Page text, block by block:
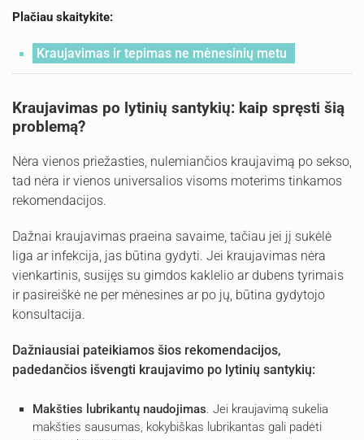
Plačiau skaitykite:
Kraujavimas ir tepimas ne mėnesinių metu
Kraujavimas po lytinių santykių: kaip spręsti šią
problemą?
Nėra vienos priežasties, nulemiančios kraujavimą po sekso,
tad nėra ir vienos universalios visoms moterims tinkamos
rekomendacijos.
Dažnai kraujavimas praeina savaime, tačiau jei jį sukėlė
liga ar infekcija, jas būtina gydyti. Jei kraujavimas nėra
vienkartinis, susijęs su gimdos kaklelio ar dubens tyrimais
ir pasireiškė ne per mėnesines ar po jų, būtina gydytojo
konsultacija.
Dažniausiai pateikiamos šios rekomendacijos,
padedančios išvengti kraujavimo po lytinių santykių:
Makšties lubrikantų naudojimas. Jei kraujavimą sukelia
makšties sausumas, kokybiškas lubrikantas gali padėti